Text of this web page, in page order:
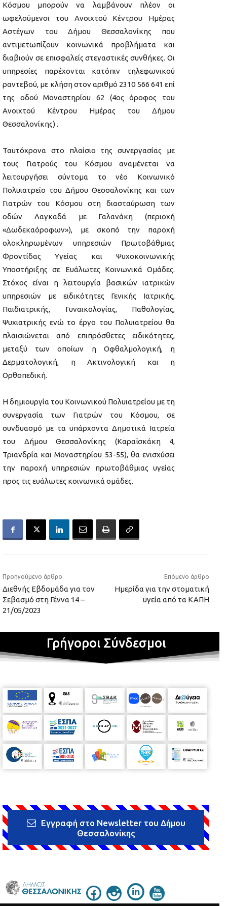
Κόσμου μπορούν να λαμβάνουν πλέον οι
ωφελούμενοι του Ανοιχτού Κέντρου Ημέρας
Αστέγων του Δήμου Θεσσαλονίκης που
αντιμετωπίζουν κοινωνικά προβλήματα και
διαβιούν σε επισφαλείς στεγαστικές συνθήκες. Οι
υπηρεσίες παρέχονται κατόπιν τηλεφωνικού
ραντεβού, με κλήση στον αριθμό 2310 566 641 επί
της οδού Μοναστηρίου 62 (4ος όροφος του
Ανοιχτού Κέντρου Ημέρας του Δήμου
Θεσσαλονίκης) .
Ταυτόχρονα στο πλαίσιο της συνεργασίας με
τους Γιατρούς του Κόσμου αναμένεται να
λειτουργήσει σύντομα το νέο Κοινωνικό
Πολυιατρείο του Δήμου Θεσσαλονίκης και των
Γιατρών του Κόσμου στη διασταύρωση των
οδών Λαγκαδά με Γαλανάκη (περιοχή
«Δωδεκαόροφων»), με σκοπό την παροχή
ολοκληρωμένων υπηρεσιών Πρωτοβάθμιας
Φροντίδας Υγείας και Ψυχοκοινωνικής
Υποστήριξης σε Ευάλωτες Κοινωνικά Ομάδες.
Στόχος είναι η λειτουργία βασικών ιατρικών
υπηρεσιών με ειδικότητες Γενικής Ιατρικής,
Παιδιατρικής, Γυναικολογίας, Παθολογίας,
Ψυχιατρικής ενώ το έργο του Πολυιατρείου θα
πλαισιώνεται από επιπρόσθετες ειδικότητες,
μεταξύ των οποίων η Οφθαλμολογική, η
Δερματολογική, η Ακτινολογική και η
Ορθοπεδική.
Η δημιουργία του Κοινωνικού Πολυιατρείου με τη
συνεργασία των Γιατρών του Κόσμου, σε
συνδυασμό με τα υπάρχοντα Δημοτικά Ιατρεία
του Δήμου Θεσσαλονίκης (Καραϊσκάκη 4,
Τριανδρία και Μοναστηρίου 53-55), θα ενισχύσει
την παροχή υπηρεσιών πρωτοβάθμιας υγείας
προς τις ευάλωτες κοινωνικά ομάδες.
Προηγούμενο άρθρο
Διεθνής Εβδομάδα για τον
Σεβασμό στη Γέννα 14 –
21/05/2023
Επόμενο άρθρο
Ημερίδα για την στοματική
υγεία από τα ΚΑΠΗ
Γρήγοροι Σύνδεσμοι
Εγγραφή στο Newsletter του Δήμου
Θεσσαλονίκης